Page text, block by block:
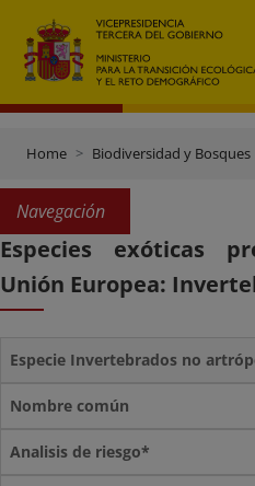
Home Biodiversidad y Bosques
Navegación
Especies exóticas
Unión Europea:
Especie Invertebrados no
Nombre común
Analisis de riesgo*